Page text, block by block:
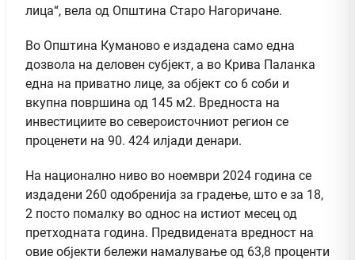
лица“, вела од Општина Старо Нагоричане.
Во Општина Куманово е издадена само една
дозвола на деловен субјект, а во Крива Паланка
една на приватно лице, за објект со 6 соби и
вкупна површина од 145 м2. Вредноста на
инвестициите во североисточниот регион се
проценети на 90. 424 илјади денари.
На национално ниво во ноември 2024 година се
издадени 260 одобренија за градење, што е за 18,
2 посто помалку во однос на истиот месец од
претходната година. Предвидената вредност на
овие објекти бележи намалување од 63,8 проценти